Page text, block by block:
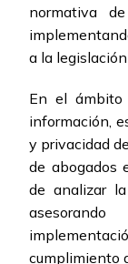
normativa
a la
En el ámbito
información,
y privacidad
de abogados
de analizar
cumplimiento